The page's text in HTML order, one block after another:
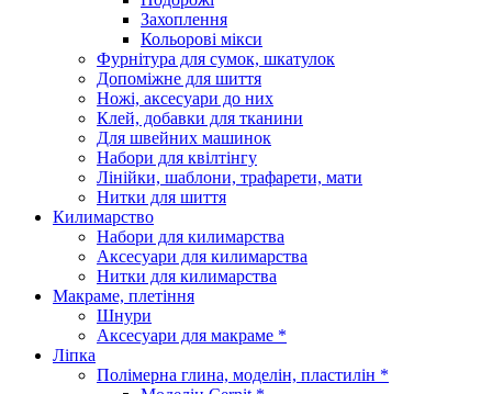
Захоплення
Кольорові мікси
Фурнітура для сумок, шкатулок
Допоміжне для шиття
Ножі, аксесуари до них
Клей, добавки для тканини
Для швейних машинок
Набори для квілтінгу
Лінійки, шаблони, трафарети, мати
Нитки для шиття
Килимарство
Набори для килимарства
Аксесуари для килимарства
Нитки для килимарства
Макраме, плетіння
Шнури
Аксесуари для макраме *
Ліпка
Полімерна глина, моделін, пластилін *